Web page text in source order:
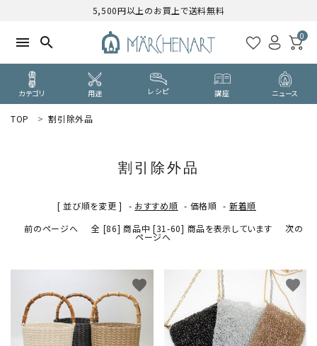
5,500円以上のお買上で送料無料
menu search 0
カテゴリ 用途 レシピ 講座 ニュース
ログイン 新規会員登録
CATEGORY
PURPOSE
用途から探す
TOP 割引除外品
割引除外品
[ 並び順を変更 ] - おすすめ順 - 価格順 - 新着順
前のページへ
全 [86] 商品中 [31-60] 商品を表示しています 次の
ページへ
favorite favorite